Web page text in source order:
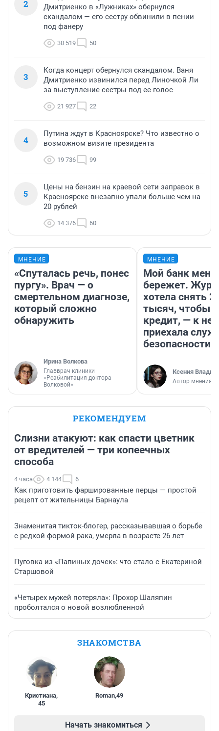
2
Дмитриенко в «Лужниках» обернулся
скандалом — его сестру обвинили в пении
под фанеру
30 519 50
3
Когда концерт обернулся скандалом. Ваня
Дмитриенко извинился перед Линочкой Ли
за выступление сестры под ее голос
21 927 22
4
Путина ждут в Красноярске? Что известно о
возможном визите президента
19 736 99
5
Цены на бензин на краевой сети заправок в
Красноярске внезапно упали больше чем на
20 рублей
14 376 60
МНЕНИЕ
«Спуталась речь, понес
пургу». Врач — о
смертельном диагнозе,
который сложно
обнаружить
Ирина Волкова
Главврач клиники
«Реабилитация доктора
Волковой»
МНЕНИЕ
Мой банк меня
бережет.
хотела снять
тысяч, чтобы
кредит, — к
приехала
безопасности
Ксения
Автор мнения
РЕКОМЕНДУЕМ
Слизни атакуют: как спасти цветник
от вредителей — три копеечных
способа
4 часа 4 144 6
Как приготовить фаршированные перцы — простой
рецепт от жительницы Барнаула
Знаменитая тикток-блогер, рассказывавшая о борьбе
с редкой формой рака, умерла в возрасте 26 лет
Пуговка из «Папиных дочек»: что стало с Екатериной
Старшовой
«Четырех мужей потеряла»: Прохор Шаляпин
проболтался о новой возлюбленной
ЗНАКОМСТВА
Кристиана,
45
Roman,49
Начать знакомиться